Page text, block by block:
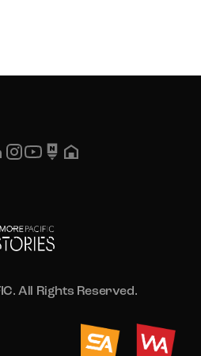
All Rights Reserved.